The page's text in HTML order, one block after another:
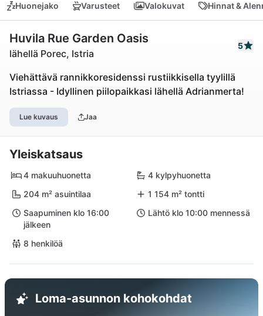
Huonejako Varusteet Valokuvat Hinnat &
Huvila Rue Garden Oasis
lähellä Porec, Istria
5
Viehättävä rannikkoresidenssi rustiikkisella tyylillä
Istriassa - Idyllinen piilopaikkasi lähellä Adrianmerta!
Lue kuvaus Jaa
Yleiskatsaus
4 makuuhuonetta
4 kylpyhuonetta
204 m² asuintilaa
1 154 m² tontti
Saapuminen klo 16:00
jälkeen
Lähtö klo 10:00 mennessä
8 henkilöä
Loma-asunnon kohokohdat